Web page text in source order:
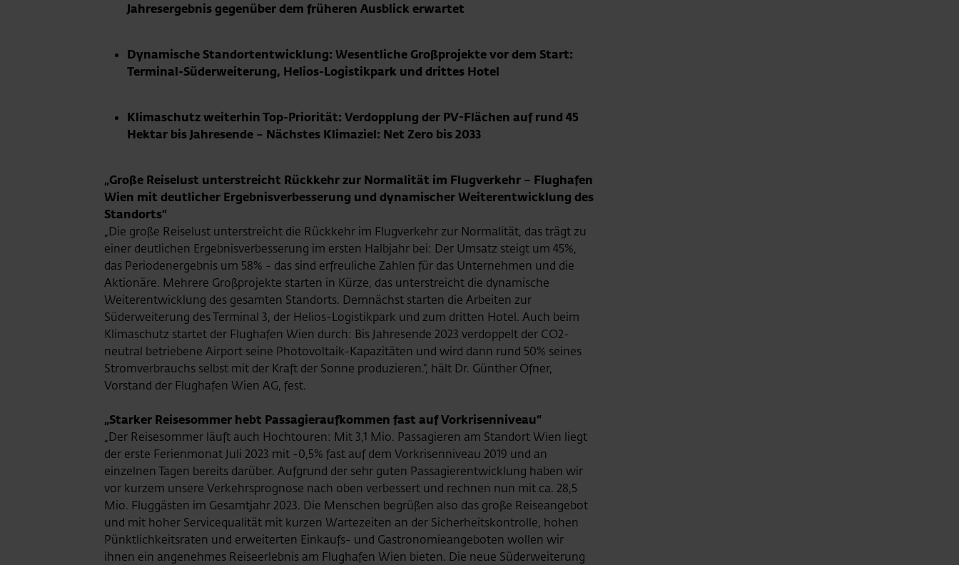
Jahresergebnis gegenüber dem früheren Ausblick erwartet
Dynamische Standortentwicklung: Wesentliche Großprojekte vor dem Start:
Terminal-Süderweiterung, Helios-Logistikpark und drittes Hotel
Klimaschutz weiterhin Top-Priorität: Verdopplung der PV-Flächen auf rund 45
Hektar bis Jahresende – Nächstes Klimaziel: Net Zero bis 2033
„Große Reiselust unterstreicht Rückkehr zur Normalität im Flugverkehr – Flughafen
Wien mit deutlicher Ergebnisverbesserung und dynamischer Weiterentwicklung des
Standorts“
„Die große Reiselust unterstreicht die Rückkehr im Flugverkehr zur Normalität, das trägt zu
einer deutlichen Ergebnisverbesserung im ersten Halbjahr bei: Der Umsatz steigt um 45%,
das Periodenergebnis um 58% - das sind erfreuliche Zahlen für das Unternehmen und die
Aktionäre. Mehrere Großprojekte starten in Kürze, das unterstreicht die dynamische
Weiterentwicklung des gesamten Standorts. Demnächst starten die Arbeiten zur
Süderweiterung des Terminal 3, der Helios-Logistikpark und zum dritten Hotel. Auch beim
Klimaschutz startet der Flughafen Wien durch: Bis Jahresende 2023 verdoppelt der CO2-
neutral betriebene Airport seine Photovoltaik-Kapazitäten und wird dann rund 50% seines
Stromverbrauchs selbst mit der Kraft der Sonne produzieren.“, hält Dr. Günther Ofner,
Vorstand der Flughafen Wien AG, fest.
„Starker Reisesommer hebt Passagieraufkommen fast auf Vorkrisenniveau“
„Der Reisesommer läuft auch Hochtouren: Mit 3,1 Mio. Passagieren am Standort Wien liegt
der erste Ferienmonat Juli 2023 mit -0,5% fast auf dem Vorkrisenniveau 2019 und an
einzelnen Tagen bereits darüber. Aufgrund der sehr guten Passagierentwicklung haben wir
vor kurzem unsere Verkehrsprognose nach oben verbessert und rechnen nun mit ca. 28,5
Mio. Fluggästen im Gesamtjahr 2023. Die Menschen begrüßen also das große Reiseangebot
und mit hoher Servicequalität mit kurzen Wartezeiten an der Sicherheitskontrolle, hohen
Pünktlichkeitsraten und erweiterten Einkaufs- und Gastronomieangeboten wollen wir
ihnen ein angenehmes Reiseerlebnis am Flughafen Wien bieten. Die neue Süderweiterung